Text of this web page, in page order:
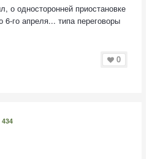
о односторонней приостановке
го апреля... типа переговоры
0
434